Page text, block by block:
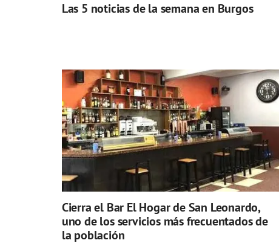
Las 5 noticias de la semana en Burgos
Cierra el Bar El Hogar de San Leonardo,
uno de los servicios más frecuentados de
la población